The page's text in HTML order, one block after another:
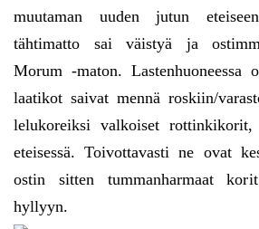
muutaman uuden jutun
tähtimatto sai väistyä ja
Morum -maton. Lastenhuoneessa
laatikot saivat mennä roskiin/
lelukoreiksi valkoiset
eteisessä. Toivottavasti ne ovat
ostin sitten tummanharmaat
hyllyyn.